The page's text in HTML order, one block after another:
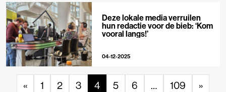
Deze lokale media verruilen
hun redactie voor de bieb: ‘Kom
vooral langs!’
04-12-2025
« 1 2 3 4 5 6 … 109 »